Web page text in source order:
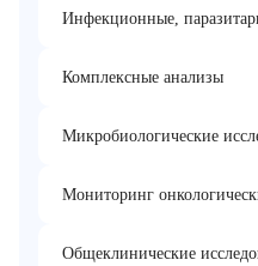
Инфекционные,
Комплексные анализы
Микробиологические
Мониторинг
Общеклинические